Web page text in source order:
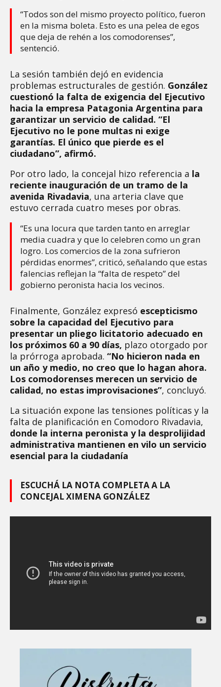
“Todos son del mismo proyecto político, fueron
en la misma boleta. Esto es una pelea de egos
que deja de rehén a los comodorenses”,
sentenció.
La sesión también dejó en evidencia
problemas estructurales de gestión. González
cuestionó la falta de exigencia del Ejecutivo
hacia la empresa Patagonia Argentina para
garantizar un servicio de calidad. “El
Ejecutivo no le pone multas ni exige
garantías. El único que pierde es el
ciudadano”, afirmó.
Por otro lado, la concejal hizo referencia a la
reciente inauguración de un tramo de la
avenida Rivadavia, una arteria clave que
estuvo cerrada cuatro meses por obras.
“Es una locura que tarden tanto en arreglar
media cuadra y que lo celebren como un gran
logro. Los comercios de la zona sufrieron
pérdidas enormes”, criticó, señalando que estas
falencias reflejan la “falta de respeto” del
gobierno peronista hacia los vecinos.
Finalmente, González expresó escepticismo
sobre la capacidad del Ejecutivo para
presentar un pliego licitatorio adecuado en
los próximos 60 a 90 días, plazo otorgado por
la prórroga aprobada. “No hicieron nada en
un año y medio, no creo que lo hagan ahora.
Los comodorenses merecen un servicio de
calidad, no estas improvisaciones”, concluyó.
La situación expone las tensiones políticas y la
falta de planificación en Comodoro Rivadavia,
donde la interna peronista y la desprolijidad
administrativa mantienen en vilo un servicio
esencial para la ciudadanía
ESCUCHÁ LA NOTA COMPLETA A LA
CONCEJAL XIMENA GONZÁLEZ